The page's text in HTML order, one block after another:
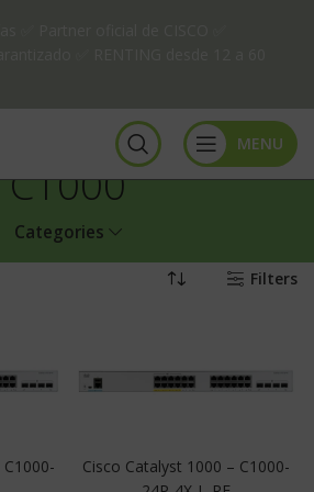
MENU
C1000
Categories
Filters
Cisco Catalyst 1000 – C1000-